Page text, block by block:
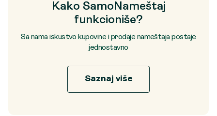
Kako SamoNameštaj
funkcioniše?
Sa nama iskustvo kupovine i prodaje nameštaja postaje
jednostavno
Saznaj više